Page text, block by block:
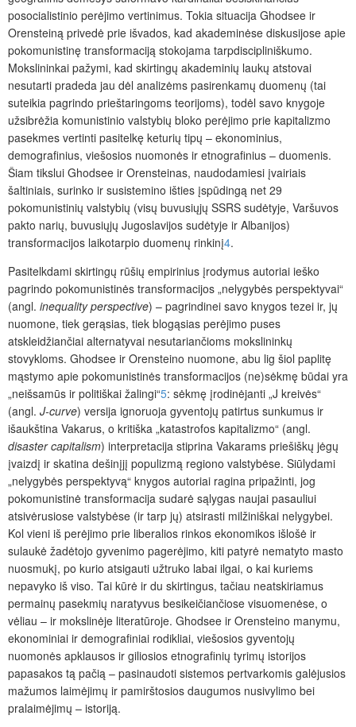
posocialistinio perėjimo vertinimus. Tokia situacija Ghodsee ir
Orensteiną privedė prie išvados, kad akademinėse diskusijose apie
pokomunistinę transformaciją stokojama tarpdiscipliniškumo.
Mokslininkai pažymi, kad skirtingų akademinių laukų atstovai
nesutarti pradeda jau dėl analizėms pasirenkamų duomenų (tai
suteikia pagrindo prieštaringoms teorijoms), todėl savo knygoje
užsibrėžia komunistinio valstybių bloko perėjimo prie kapitalizmo
pasekmes vertinti pasitelkę keturių tipų – ekonominius,
demografinius, viešosios nuomonės ir etnografinius – duomenis.
Šiam tikslui Ghodsee ir Orensteinas, naudodamiesi įvairiais
šaltiniais, surinko ir susistemino išties įspūdingą net 29
pokomunistinių valstybių (visų buvusiųjų SSRS sudėtyje, Varšuvos
pakto narių, buvusiųjų Jugoslavijos sudėtyje ir Albanijos)
transformacijos laikotarpio duomenų rinkinį4.
Pasitelkdami skirtingų rūšių empirinius įrodymus autoriai ieško
pagrindo pokomunistinės transformacijos „nelygybės perspektyvai“
(angl. inequality perspective) – pagrindinei savo knygos tezei ir, jų
nuomone, tiek gerąsias, tiek blogąsias perėjimo puses
atskleidžiančiai alternatyvai nesutariančioms mokslininkų
stovykloms. Ghodsee ir Orensteino nuomone, abu lig šiol paplitę
mąstymo apie pokomunistinės transformacijos (ne)sėkmę būdai yra
„neišsamūs ir politiškai žalingi“5: sėkmę įrodinėjanti „J kreivės“
(angl. J-curve) versija ignoruoja gyventojų patirtus sunkumus ir
išaukština Vakarus, o kritiška „katastrofos kapitalizmo“ (angl.
disaster capitalism) interpretacija stiprina Vakarams priešiškų jėgų
įvaizdį ir skatina dešinįjį populizmą regiono valstybėse. Siūlydami
„nelygybės perspektyvą“ knygos autoriai ragina pripažinti, jog
pokomunistinė transformacija sudarė sąlygas naujai pasauliui
atsivėrusiose valstybėse (ir tarp jų) atsirasti milžiniškai nelygybei.
Kol vieni iš perėjimo prie liberalios rinkos ekonomikos išlošė ir
sulaukė žadėtojo gyvenimo pagerėjimo, kiti patyrė nematyto masto
nuosmukį, po kurio atsigauti užtruko labai ilgai, o kai kuriems
nepavyko iš viso. Tai kūrė ir du skirtingus, tačiau neatskiriamus
permainų pasekmių naratyvus besikeičiančiose visuomenėse, o
vėliau – ir mokslinėje literatūroje. Ghodsee ir Orensteino manymu,
ekonominiai ir demografiniai rodikliai, viešosios gyventojų
nuomonės apklausos ir giliosios etnografinių tyrimų istorijos
papasakos tą pačią – pasinaudoti sistemos pertvarkomis galėjusios
mažumos laimėjimų ir pamirštosios daugumos nusivylimo bei
pralaimėjimų – istoriją.